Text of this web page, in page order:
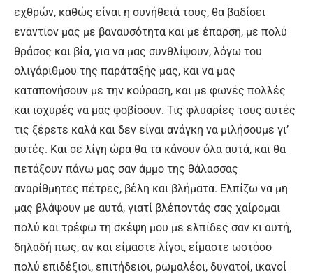
εχθρών, καθώς είναι η συνήθειά τους, θα βαδίσει
εναντίον μας με βαναυσότητα και με έπαρση, με πολύ
θράσος και βία, για να μας συνθλίψουν, λόγω του
ολιγάριθμου της παράταξής μας, και να μας
καταπονήσουν με την κούραση, και με φωνές πολλές
και ισχυρές να μας φοβίσουν. Τις φλυαρίες τους αυτές
τις ξέρετε καλά και δεν είναι ανάγκη να μιλήσουμε γι’
αυτές. Και σε λίγη ώρα θα τα κάνουν όλα αυτά, και θα
πετάξουν πάνω μας σαν άμμο της θάλασσας
αναρίθμητες πέτρες, βέλη και βλήματα. Ελπίζω να μη
μας βλάψουν με αυτά, γιατί βλέποντάς σας χαίρομαι
πολύ και τρέφω τη σκέψη μου με ελπίδες σαν κι αυτή,
δηλαδή πως, αν και είμαστε λίγοι, είμαστε ωστόσο
πολύ επιδέξιοι, επιτήδειοι, ρωμαλέοι, δυνατοί, ικανοί